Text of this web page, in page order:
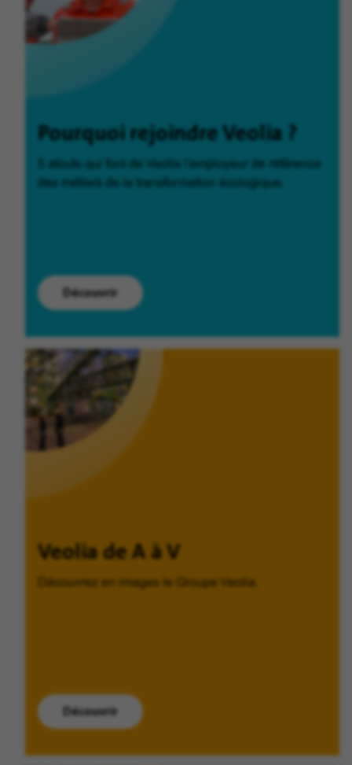
Pourquoi rejoindre Veolia ?
Découvrir
Veolia de A à V
Découvrez en images le Groupe Veolia.
Découvrir